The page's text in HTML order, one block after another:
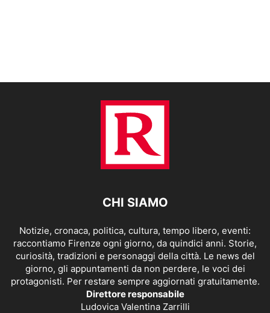
CHI SIAMO
Notizie, cronaca, politica, cultura, tempo libero, eventi:
raccontiamo Firenze ogni giorno, da quindici anni. Storie,
curiosità, tradizioni e personaggi della città. Le news del
giorno, gli appuntamenti da non perdere, le voci dei
protagonisti. Per restare sempre aggiornati gratuitamente.
Direttore responsabile
Ludovica Valentina Zarrilli